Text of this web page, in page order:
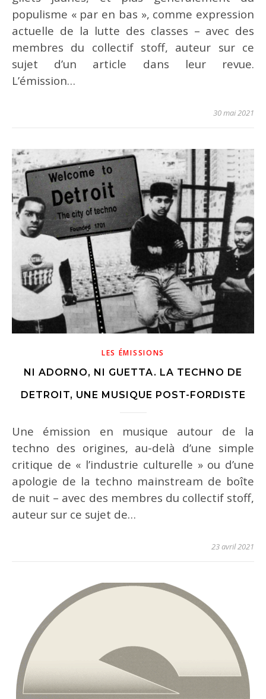
populisme « par en bas », comme expression
actuelle de la lutte des classes – avec des
membres du collectif stoff, auteur sur ce
sujet d’un article dans leur revue.
L’émission…
30 mai 2021
LES ÉMISSIONS
NI ADORNO, NI GUETTA. LA TECHNO DE
DETROIT, UNE MUSIQUE POST-FORDISTE
Une émission en musique autour de la
techno des origines, au-delà d’une simple
critique de « l’industrie culturelle » ou d’une
apologie de la techno mainstream de boîte
de nuit – avec des membres du collectif stoff,
auteur sur ce sujet de…
23 avril 2021